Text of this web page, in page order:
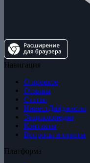
Навигация
О проекте
Отзывы
Статьи
ИнвестДайджесты
Энциклопедия
Контакты
Вопросы и ответы
Платформа